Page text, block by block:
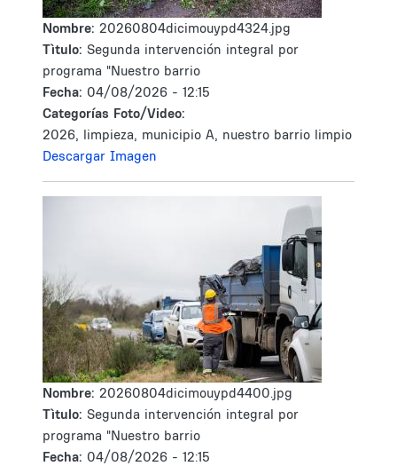
Nombre: 20260804dicimouypd4324.jpg
Tìtulo: Segunda intervención integral por
programa "Nuestro barrio
Fecha: 04/08/2026 - 12:15
Categorías Foto/Video:
2026, limpieza, municipio A, nuestro barrio limpio
Descargar Imagen
Nombre: 20260804dicimouypd4400.jpg
Tìtulo: Segunda intervención integral por
programa "Nuestro barrio
Fecha: 04/08/2026 - 12:15